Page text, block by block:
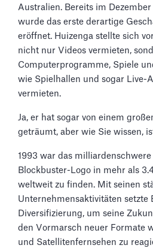
Australien. Bereits im Dezember
wurde das erste derartige
eröffnet. Huizenga stellte sich
nicht nur Videos vermieten,
Computerprogramme, Spiele
wie Spielhallen und sogar Live-
vermieten.
Ja, er hat sogar von einem
geträumt, aber wie Sie wissen,
1993 war das
Blockbuster-Logo in mehr als
weltweit zu finden. Mit seinen
Unternehmensaktivitäten setzte
Diversifizierung, um seine
den Vormarsch neuer Formate
und Satellitenfernsehen zu